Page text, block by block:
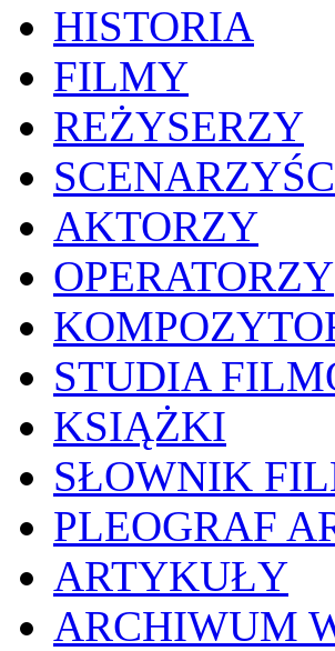
HISTORIA
FILMY
REŻYSERZY
AKTORZY
OPERATORZY
STUDIA
KSIĄŻKI
SŁOWNIK
PLEOGRAF
ARTYKUŁY
ARCHIWUM